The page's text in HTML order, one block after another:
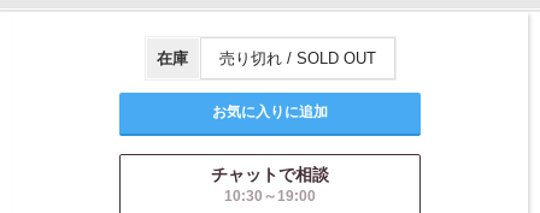
在庫 売り切れ / SOLD OUT
チャットで相談
10:30～19:00